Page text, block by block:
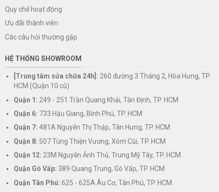
Quy chế hoạt động
Ưu đãi thành viên
Các câu hỏi thường gặp
HỆ THỐNG SHOWROOM
[Trung tâm sửa chữa 24h]: 260 đường 3 Tháng 2, Hòa Hưng, TP.
HCM (Quận 10 cũ)
Quận 1: 249 - 251 Trần Quang Khải, Tân Định, TP. HCM
Quận 6: 733 Hậu Giang, Bình Phú, TP. HCM
Quận 7: 481A Nguyễn Thị Thập, Tân Hưng, TP. HCM
Quận 8: 507 Tùng Thiện Vương, Xóm Cũi, TP. HCM
Quận 12: 23M Nguyễn Ảnh Thủ, Trung Mỹ Tây, TP. HCM
Quận Gò Vấp: 389 Quang Trung, Gò Vấp, TP. HCM
Quận Tân Phú: 625 - 625A Âu Cơ, Tân Phú, TP. HCM